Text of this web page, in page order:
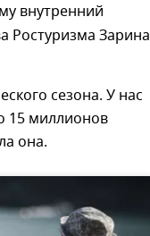
внутренний
Ростуризма Зарина
сезона. У нас
15 миллионов
она.